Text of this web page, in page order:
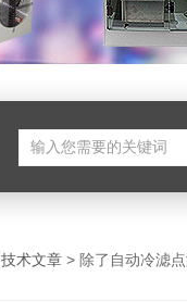
技术文章 > 除了自动冷滤